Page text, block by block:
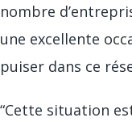
nombre
une excellente
puiser dans ce
“Cette situation